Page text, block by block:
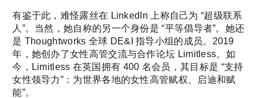
有鉴于此，难怪露丝在 LinkedIn 上称自己为 “超级联系
人”。当然，她自称的另一个身份是 “平等倡导者”。她还
是 Thoughtworks 全球 DE&I 指导小组的成员。2019
年，她创办了女性高管交流与合作论坛 Limitless。如
今，Limitless 在英国拥有 400 名会员，其目标是 “支持
女性领导力”：为世界各地的女性高管赋权、启迪和赋
能”。